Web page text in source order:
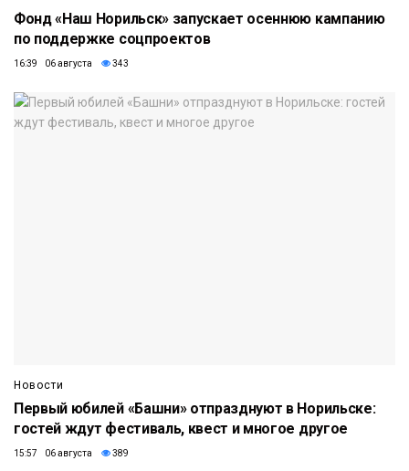
Фонд «Наш Норильск» запускает осеннюю кампанию
по поддержке соцпроектов
16:39 06 августа 343
Новости
Первый юбилей «Башни» отпразднуют в Норильске:
гостей ждут фестиваль, квест и многое другое
15:57 06 августа 389